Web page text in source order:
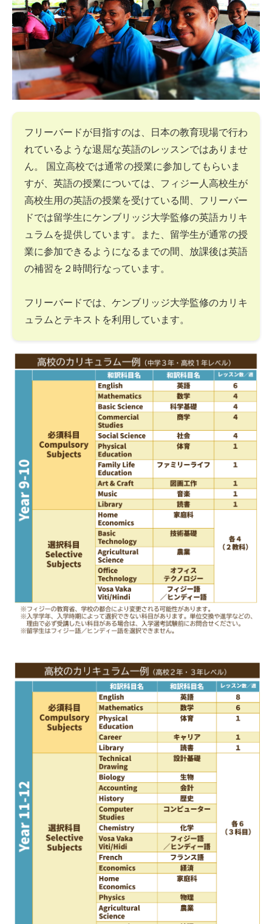
フリーバードが目指すのは、日本の教育現場で行わ
れているような退屈な英語のレッスンではありませ
ん。 国立高校では通常の授業に参加してもらいま
すが、英語の授業については、フィジー人高校生が
高校生用の英語の授業を受けている間、フリーバー
ドでは留学生にケンブリッジ大学監修の英語カリキ
ュラムを提供しています。また、留学生が通常の授
業に参加できるようになるまでの間、放課後は英語
の補習を２時間行なっています。
フリーバードでは、ケンブリッジ大学監修のカリキ
ュラムとテキストを利用しています。